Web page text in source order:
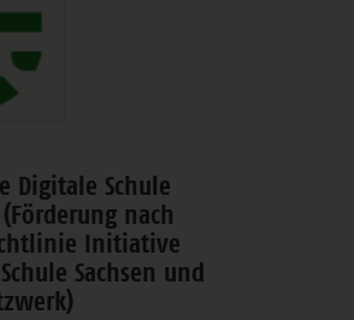
Digitale Schule
(Förderung nach
Initiative
Sachsen und